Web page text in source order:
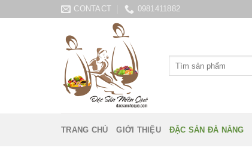
CONTACT 0981411882
Tìm
TRANG CHỦ GIỚI THIỆU ĐẶC SẢN ĐÀ NẴNG